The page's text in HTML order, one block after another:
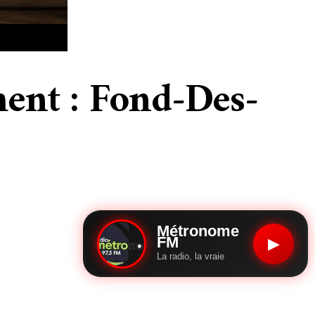
: Fond-Des-
Métronome
FM
La radio, la vraie
▶